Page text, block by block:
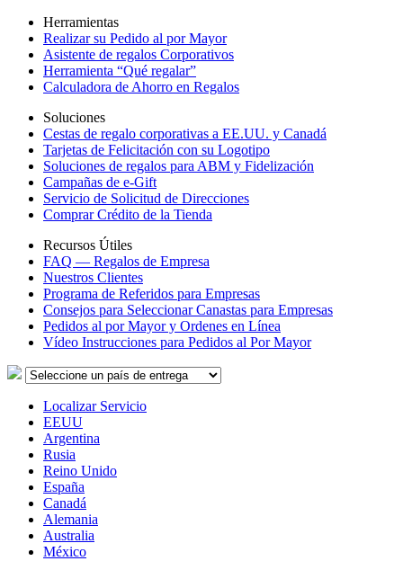
Herramientas
Realizar su Pedido al por Mayor
Asistente de regalos Corporativos
Herramienta “Qué regalar”
Calculadora de Ahorro en Regalos
Soluciones
Cestas de regalo corporativas a EE.UU. y Canadá
Tarjetas de Felicitación con su Logotipo
Soluciones de regalos para ABM y Fidelización
Campañas de e-Gift
Servicio de Solicitud de Direcciones
Comprar Crédito de la Tienda
Recursos Útiles
FAQ — Regalos de Empresa
Nuestros Clientes
Programa de Referidos para Empresas
Consejos para Seleccionar Canastas para Empresas
Pedidos al por Mayor y Ordenes en Línea
Vídeo Instrucciones para Pedidos al Por Mayor
Localizar Servicio
EEUU
Argentina
Rusia
Reino Unido
España
Canadá
Alemania
Australia
México